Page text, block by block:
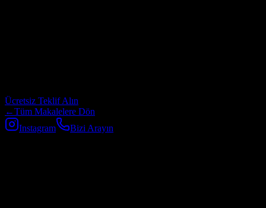
Ücretsiz Teklif Alın
←Tüm Makalelere Dön
Instagram
Bizi Arayın